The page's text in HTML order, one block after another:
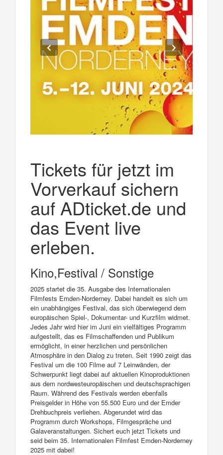
Tickets für jetzt im
Vorverkauf sichern
auf ADticket.de und
das Event live
erleben.
Kino,Festival / Sonstige
2025 startet die 35. Ausgabe des Internationalen
Filmfests Emden-Norderney. Dabei handelt es sich um
ein unabhängiges Festival, das sich überwiegend dem
europäischen Spiel-, Dokumentar- und Kurzfilm widmet.
Jedes Jahr wird hier im Juni ein vielfältiges Programm
aufgestellt, das es Filmschaffenden und Publikum
ermöglicht, in einer herzlichen und persönlichen
Atmosphäre in den Dialog zu treten. Seit 1990 zeigt das
Festival um die 100 Filme auf 7 Leinwänden, der
Schwerpunkt liegt dabei auf aktuellen Kinoproduktionen
aus dem nordwesteuropäischen und deutschsprachigen
Raum. Während des Festivals werden ebenfalls
Preisgelder in Höhe von 55.500 Euro und der Emder
Drehbuchpreis verliehen. Abgerundet wird das
Programm durch Workshops, Filmgespräche und
Galaveranstaltungen. Sichert euch jetzt Tickets und
seid beim 35. Internationalen Filmfest Emden-Norderney
2025 mit dabei!